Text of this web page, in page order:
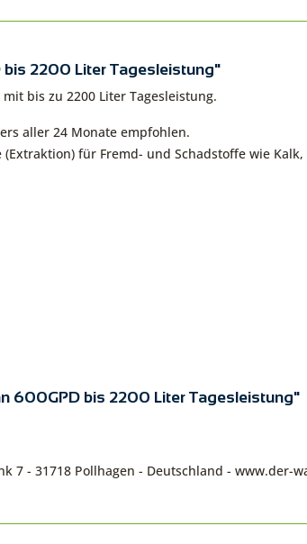
2200 Liter Tagesleistung"
bis zu 2200 Liter Tagesleistung.
aller 24 Monate empfohlen.
für Fremd- und Schadstoffe wie
600GPD bis 2200 Liter Tagesleistung"
7 - 31718 Pollhagen - Deutschland - www.der-